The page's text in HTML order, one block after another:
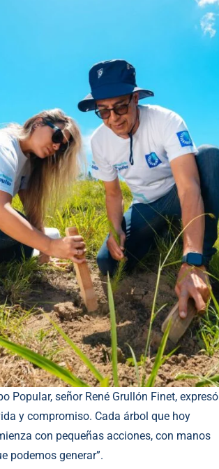
Popular, señor René Grullón Finet, expresó
y compromiso. Cada árbol que hoy
con pequeñas acciones, con manos
podemos generar”.